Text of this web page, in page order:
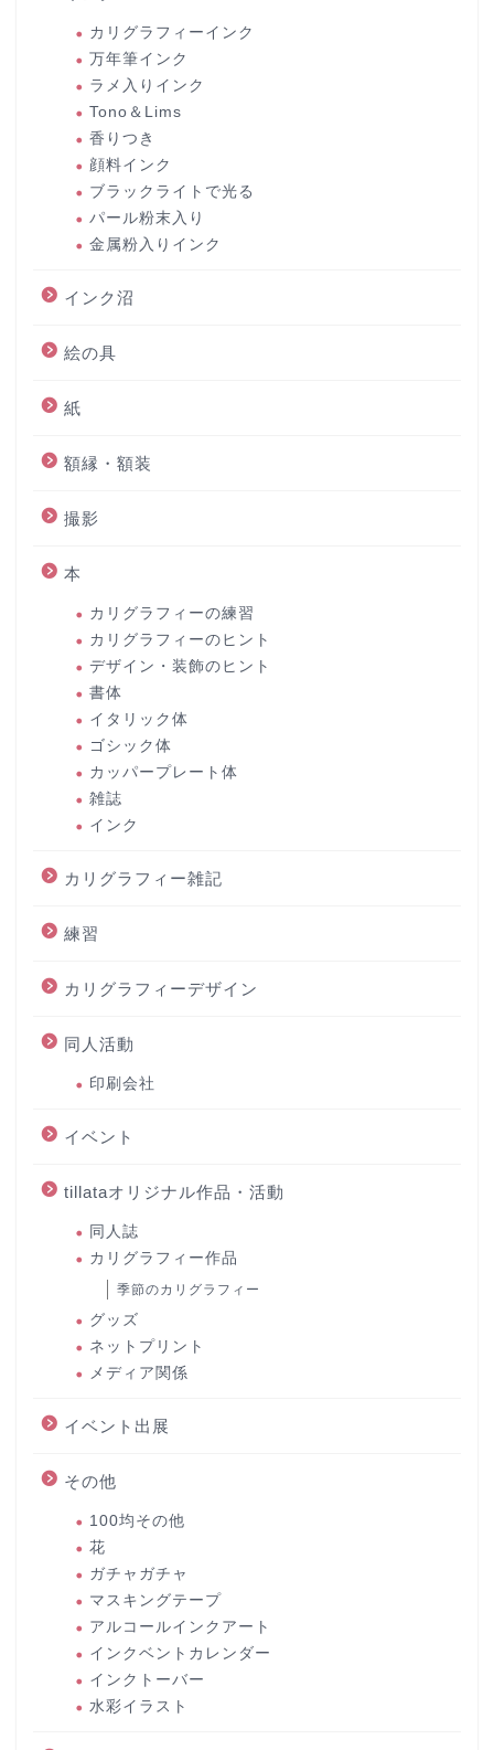
カリグラフィーインク
万年筆インク
ラメ入りインク
Tono＆Lims
香りつき
顔料インク
ブラックライトで光る
パール粉末入り
金属粉入りインク
インク沼
絵の具
紙
額縁・額装
撮影
本
カリグラフィーの練習
カリグラフィーのヒント
デザイン・装飾のヒント
書体
イタリック体
ゴシック体
カッパープレート体
雑誌
インク
カリグラフィー雑記
練習
カリグラフィーデザイン
同人活動
印刷会社
イベント
tillataオリジナル作品・活動
同人誌
カリグラフィー作品
季節のカリグラフィー
グッズ
ネットプリント
メディア関係
イベント出展
その他
100均その他
花
ガチャガチャ
マスキングテープ
アルコールインクアート
インクベントカレンダー
インクトーバー
水彩イラスト